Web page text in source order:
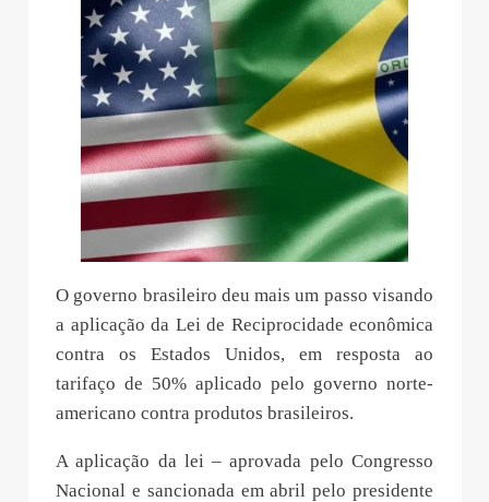
O governo brasileiro deu mais um passo visando
a aplicação da Lei de Reciprocidade econômica
contra os Estados Unidos, em resposta ao
tarifaço de 50% aplicado pelo governo norte-
americano contra produtos brasileiros.
A aplicação da lei – aprovada pelo Congresso
Nacional e sancionada em abril pelo presidente